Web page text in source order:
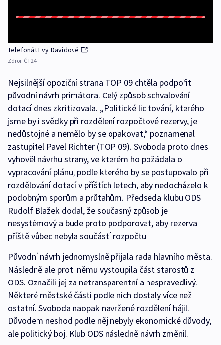
Telefonát Evy Davidové
Zdroj: ČT24
Nejsilnější opoziční strana TOP 09 chtěla podpořit
původní návrh primátora. Celý způsob schvalování
dotací dnes zkritizovala. „Politické licitování, kterého
jsme byli svědky při rozdělení rozpočtové rezervy, je
nedůstojné a nemělo by se opakovat,“ poznamenal
zastupitel Pavel Richter (TOP 09). Svoboda proto dnes
vyhověl návrhu strany, ve kterém ho požádala o
vypracování plánu, podle kterého by se postupovalo při
rozdělování dotací v příštích letech, aby nedocházelo k
podobným sporům a průtahům. Předseda klubu ODS
Rudolf Blažek dodal, že současný způsob je
nesystémový a bude proto podporovat, aby rezerva
příště vůbec nebyla součástí rozpočtu.
Původní návrh jednomyslně přijala rada hlavního města.
Následně ale proti němu vystoupila část starostů z
ODS. Označili jej za netransparentní a nespravedlivý.
Některé městské části podle nich dostaly více než
ostatní. Svoboda naopak navržené rozdělení hájil.
Důvodem neshod podle něj nebyly ekonomické důvody,
ale politický boj. Klub ODS následně návrh změnil.